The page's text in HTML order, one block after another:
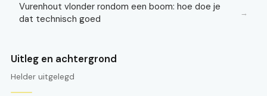
Vurenhout vlonder rondom een boom: hoe doe je
dat technisch goed
→
Uitleg en achtergrond
Helder uitgelegd